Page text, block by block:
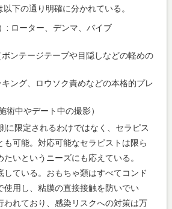
下の通り明確に分かれている。
: ローター、デンマ、バイブ
ンテージテープや目隠しなどの軽めの
ング、ロウソク責めなどの本格的プレ
術中やデート中の撮影）
に限定されるわけではなく、セラピス
も可能。対応可能なセラピストは限ら
いというニーズにも応えている。
している。おもちゃ類はすべてコンド
使用し、粘膜の直接接触を防いでい
われており、感染リスクへの対策は万